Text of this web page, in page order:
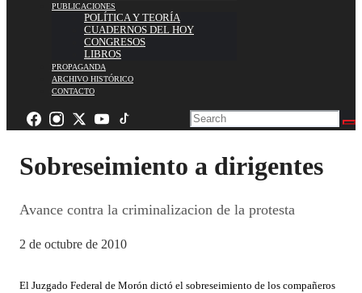
PUBLICACIONES
POLÍTICA Y TEORÍA
CUADERNOS DEL HOY
CONGRESOS
LIBROS
PROPAGANDA
ARCHIVO HISTÓRICO
CONTACTO
Sobreseimiento a dirigentes
Avance contra la criminalizacion de la protesta
2 de octubre de 2010
El Juzgado Federal de Morón dictó el sobreseimiento de los compañeros